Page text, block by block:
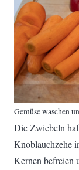
Gemüse waschen
Die Zwiebeln
Knoblauchzehe
Kernen befreien